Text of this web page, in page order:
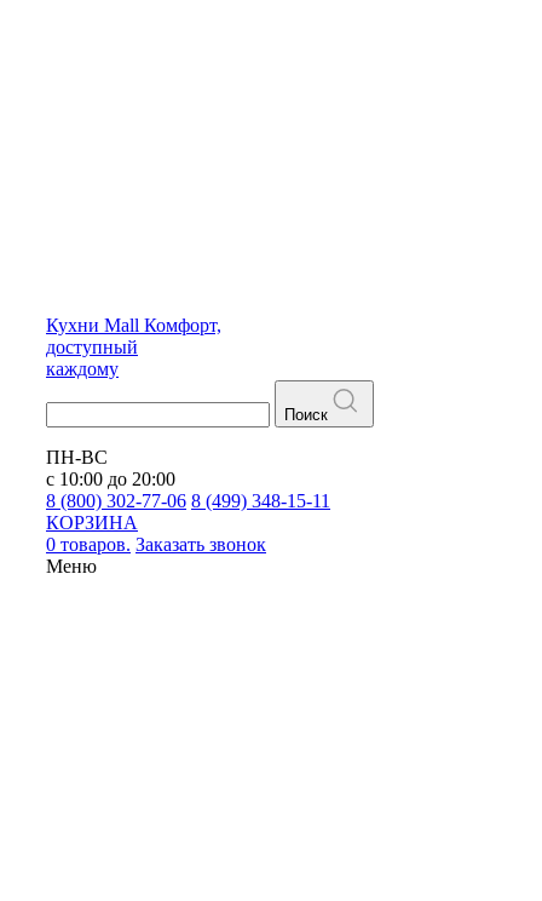
Кухни Mall Комфорт,
доступный
каждому
Поиск
ПН-ВС
с 10:00 до 20:00
8 (800) 302-77-06 8 (499) 348-15-11
КОРЗИНА
0 товаров. Заказать звонок
Меню